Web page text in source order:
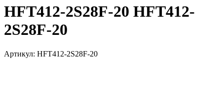
HFT412-2S28F-20 HFT412-
2S28F-20
Артикул: HFT412-2S28F-20